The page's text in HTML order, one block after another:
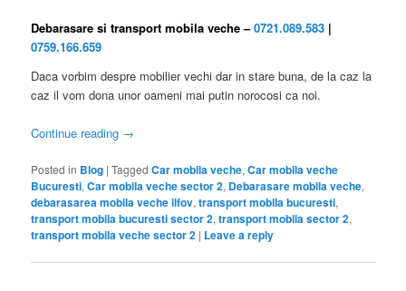
Debarasare si transport mobila veche –0721.089.583 |
0759.166.659
Daca vorbim despre mobilier vechi dar in stare buna, de la caz la
caz il vom dona unor oameni mai putin norocosi ca noi.
Continue reading →
Posted in Blog |Tagged Car mobila veche,Car mobila veche
Bucuresti,Car mobila veche sector 2, Debarasare mobila veche,
debarasarea mobila veche ilfov,transport mobila bucuresti,
transport mobila bucuresti sector 2,transport mobila sector 2,
transport mobila veche sector 2 | Leave a reply